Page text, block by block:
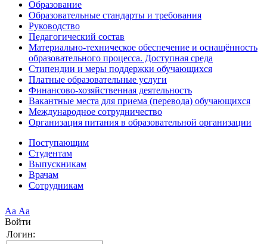
Образование
Образовательные стандарты и требования
Руководство
Педагогический состав
Материально-техническое обеспечение и оснащённость
образовательного процесса. Доступная среда
Стипендии и меры поддержки обучающихся
Платные образовательные услуги
Финансово-хозяйственная деятельность
Вакантные места для приема (перевода) обучающихся
Международное сотрудничество
Организация питания в образовательной организации
Поступающим
Студентам
Выпускникам
Врачам
Сотрудникам
Аа Аа
Войти
Логин: